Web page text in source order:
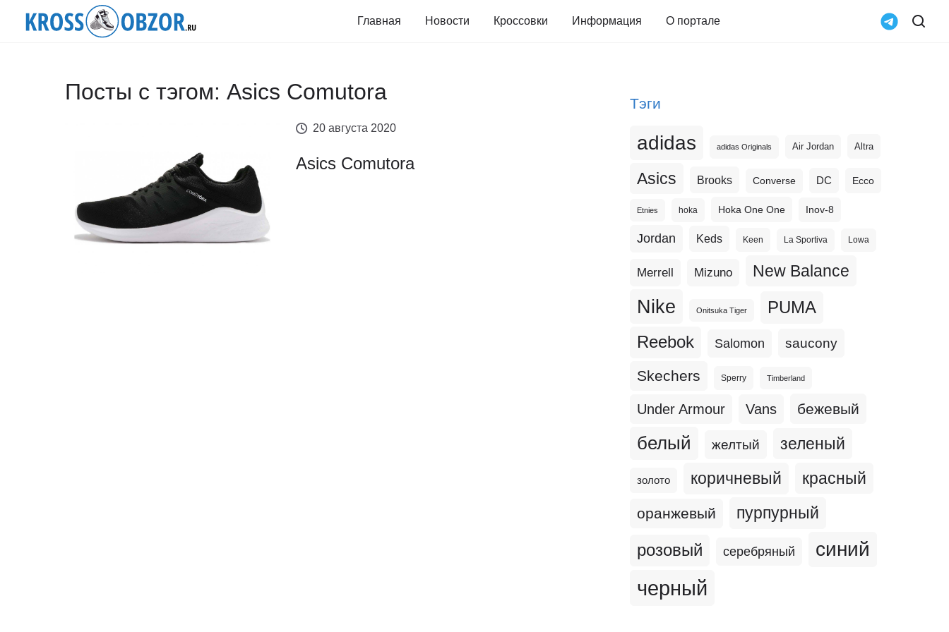
Главная Новости Кроссовки Информация О портале
Посты с тэгом: Asics Comutora
20 августа 2020
Asics Comutora
Тэги
adidas adidas Originals Air Jordan Altra
Asics Brooks Converse DC Ecco
Etnies hoka Hoka One One Inov-8
Jordan Keds Keen La Sportiva Lowa
Merrell Mizuno New Balance
Nike Onitsuka Tiger PUMA
Reebok Salomon saucony
Skechers Sperry Timberland
Under Armour Vans бежевый
белый желтый зеленый
золото коричневый красный
оранжевый пурпурный
розовый серебряный синий
черный